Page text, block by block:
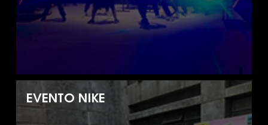
EVENTO NIKE